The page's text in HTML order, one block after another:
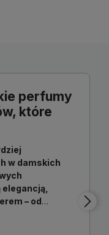
perfumy
które
w damskich
– od